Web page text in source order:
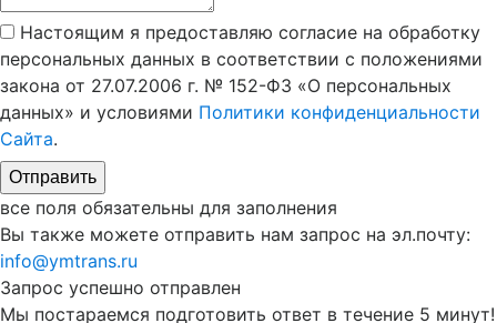
Настоящим я предоставляю согласие на обработку
персональных данных в соответствии с положениями
закона от 27.07.2006 г. № 152-ФЗ «О персональных
данных» и условиями Политики конфиденциальности
Сайта.
все поля обязательны для заполнения
Вы также можете отправить нам запрос на эл.почту:
info@ymtrans.ru
Запрос успешно отправлен
Мы постараемся подготовить ответ в течение 5 минут!